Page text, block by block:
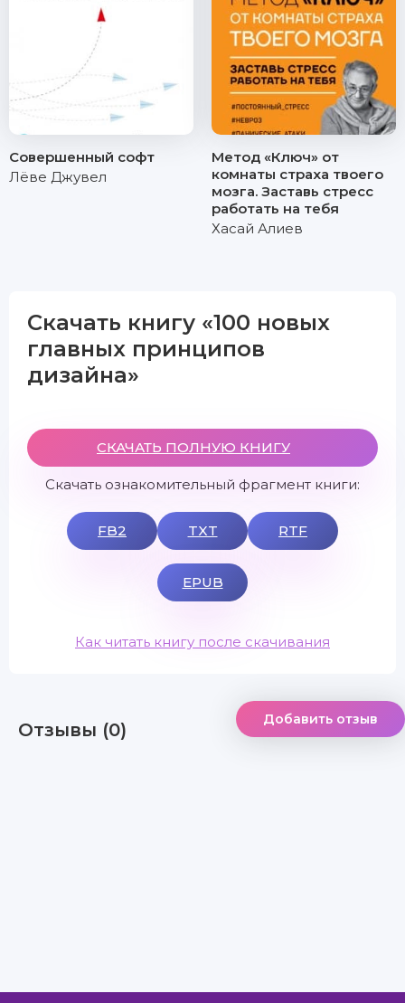
Совершенный софт
Лёве Джувел
Метод «Ключ» от
комнаты страха твоего
мозга. Заставь стресс
работать на тебя
Хасай Алиев
Скачать книгу «100 новых
главных принципов
дизайна»
СКАЧАТЬ ПОЛНУЮ КНИГУ
Скачать ознакомительный фрагмент книги:
FB2 TXT RTF
EPUB
Как читать книгу после скачивания
Отзывы (0) Добавить отзыв